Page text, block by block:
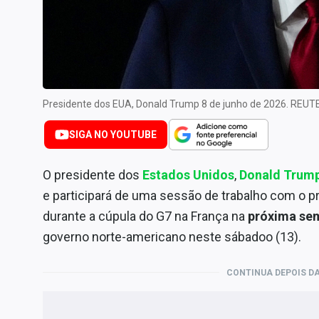
Conteúdo de Marca
Sobre
Expediente
Presidente dos EUA, Donald Trump 8 de junho de 2026.
SIGA NO YOUTUBE
O presidente dos Estados Unidos, Donald
e participará de uma sessão de trabalho com o
durante a cúpula do G7 na França na próxima
governo norte-americano neste sábadoo (13).
CONTINUA DEPOIS